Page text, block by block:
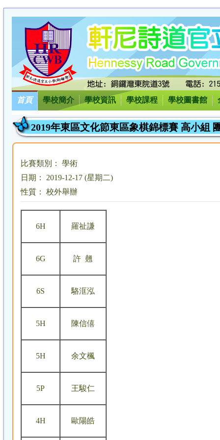
首頁 學校簡介 學校資訊 學校課程 學校圖書館
2019年東區文化節東區象棋錦標賽 高小組
比賽類別： 學術
日期： 2019-12-17 (星期二)
性質： 校外舉辦
6H 羅祉謙
6G 許 翹
6S 駱洭泓
5H 陳信僖
5H 余文楓
5P 王駿仁
4H 歐陽皓